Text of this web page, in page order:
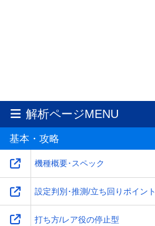
解析ページMENU
基本・攻略
機種概要･スペック
設定判別･推測/立ち回りポイント
打ち方/レア役の停止型